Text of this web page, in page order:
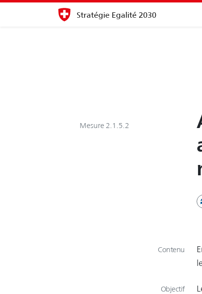
Stratégie Egalité 2030
Mesure 2.1.5.2
Contenu
Objectif